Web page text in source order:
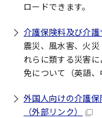
ロードできます。
介護保険料及び介
震災、風水害、火
れらに類する災害
免について（英語、
外国人向けの介護保
（外部リンク）